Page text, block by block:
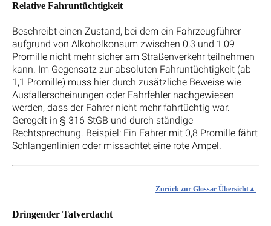
Relative Fahruntüchtigkeit
Beschreibt einen Zustand, bei dem ein Fahrzeugführer
aufgrund von Alkoholkonsum zwischen 0,3 und 1,09
Promille nicht mehr sicher am Straßenverkehr teilnehmen
kann. Im Gegensatz zur absoluten Fahruntüchtigkeit (ab
1,1 Promille) muss hier durch zusätzliche Beweise wie
Ausfallerscheinungen oder Fahrfehler nachgewiesen
werden, dass der Fahrer nicht mehr fahrtüchtig war.
Geregelt in § 316 StGB und durch ständige
Rechtsprechung. Beispiel: Ein Fahrer mit 0,8 Promille fährt
Schlangenlinien oder missachtet eine rote Ampel.
Zurück zur Glossar Übersicht
Dringender Tatverdacht